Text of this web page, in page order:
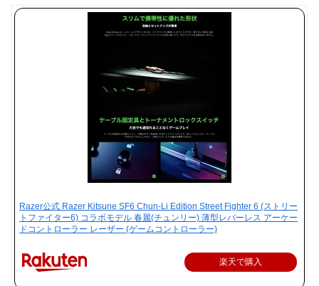
Razer公式 Razer Kitsune SF6 Chun-Li Edition Street Fighter 6 (ストリー
トファイター6) コラボモデル 春麗(チュンリー) 薄型レバーレス アーケー
ドコントローラー レーザー (ゲームコントローラー)
楽天で購入